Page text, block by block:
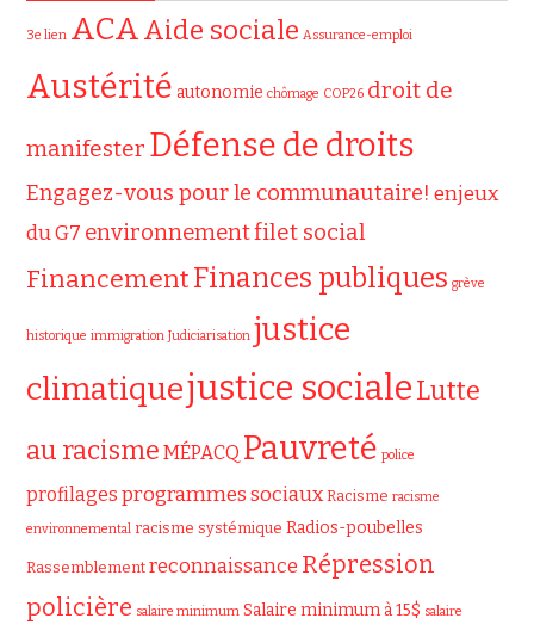
3e lien ACAAide sociale Assurance-emploi
Austérité autonomie chômage COP26 droit de
manifester Défense de droits
Engagez-vous pour le communautaire! enjeux
du G7 environnementfilet social
FinancementFinances publiques grève
historique immigration Judiciarisation justice
climatiquejustice socialeLutte
au racisme MÉPACQ Pauvreté police
profilages programmes sociaux Racisme racisme
environnemental racisme systémique Radios-poubelles
Rassemblement reconnaissance Répression
policière salaire minimum Salaire minimum à 15$ salaire